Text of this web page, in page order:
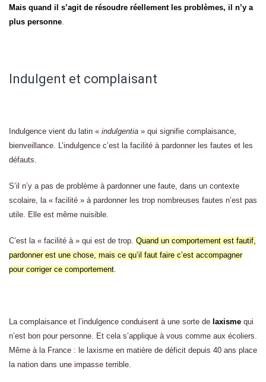
Mais quand il s’agit de résoudre réellement les problèmes, il n’y a
plus personne.
Indulgent et complaisant
Indulgence vient du latin « indulgentia » qui signifie complaisance,
bienveillance. L’indulgence c’est la facilité à pardonner les fautes et les
défauts.
S’il n’y a pas de problème à pardonner une faute, dans un contexte
scolaire, la « facilité » à pardonner les trop nombreuses fautes n’est pas
utile. Elle est même nuisible.
C’est la « facilité à » qui est de trop. Quand un comportement est fautif,
pardonner est une chose, mais ce qu’il faut faire c’est accompagner
pour corriger ce comportement.
La complaisance et l’indulgence conduisent à une sorte de laxisme qui
n’est bon pour personne. Et cela s’applique à vous comme aux écoliers.
Même à la France : le laxisme en matière de déficit depuis 40 ans place
la nation dans une impasse terrible.